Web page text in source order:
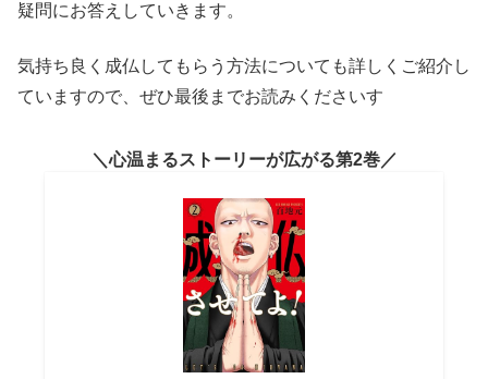
疑問にお答えしていきます。
気持ち良く成仏してもらう方法についても詳しくご紹介し
ていますので、ぜひ最後までお読みくださいす
心温まるストーリーが広がる第2巻